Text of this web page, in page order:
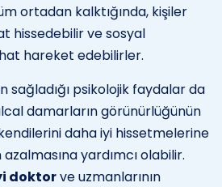
ortadan kalktığında, kişiler
hissedebilir ve sosyal
hareket edebilirler.
sağladığı psikolojik faydalar da
damarların görünürlüğünün
daha iyi hissetmelerine
yardımcı olabilir.
doktorve uzmanlarının